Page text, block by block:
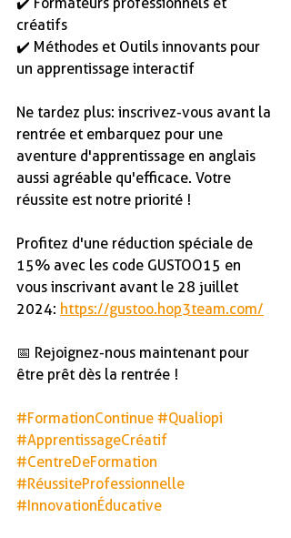
créatifs
✔️ Méthodes et Outils innovants pour
un apprentissage interactif
Ne tardez plus: inscrivez-vous avant la
rentrée et embarquez pour une
aventure d'apprentissage en anglais
aussi agréable qu'efficace. Votre
réussite est notre priorité !
Profitez d'une réduction spéciale de
15% avec les code GUSTOO15 en
vous inscrivant avant le 28 juillet
2024: https://gustoo.hop3team.com/
📅 Rejoignez-nous maintenant pour
être prêt dès la rentrée !
#FormationContinue #Qualiopi
#ApprentissageCréatif
#CentreDeFormation
#RéussiteProfessionnelle
#InnovationÉducative